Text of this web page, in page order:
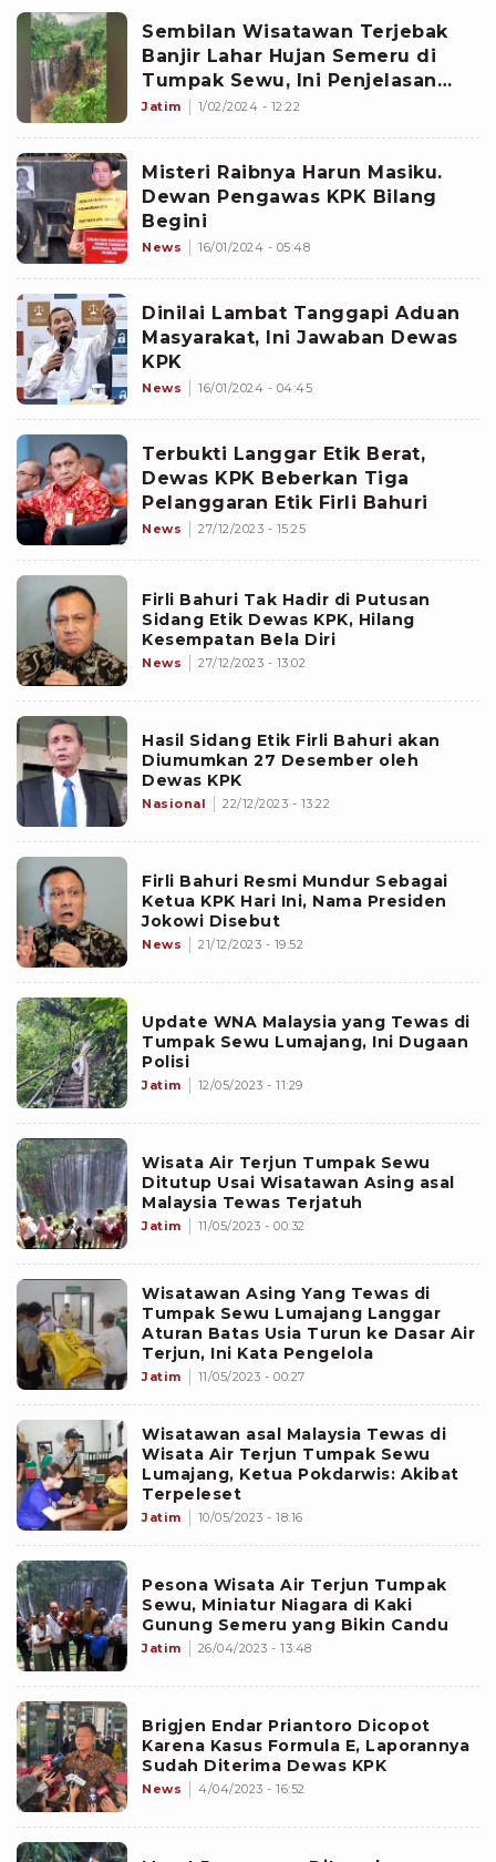
Sembilan Wisatawan Terjebak
Banjir Lahar Hujan Semeru di
Tumpak Sewu, Ini Penjelasan
Kadis Pariwisata Lumajang
Jatim 1/02/2024 - 12:22
Misteri Raibnya Harun Masiku.
Dewan Pengawas KPK Bilang
Begini
News 16/01/2024 - 05:48
Dinilai Lambat Tanggapi Aduan
Masyarakat, Ini Jawaban Dewas
KPK
News 16/01/2024 - 04:45
Terbukti Langgar Etik Berat,
Dewas KPK Beberkan Tiga
Pelanggaran Etik Firli Bahuri
News 27/12/2023 - 15:25
Firli Bahuri Tak Hadir di Putusan
Sidang Etik Dewas KPK, Hilang
Kesempatan Bela Diri
News 27/12/2023 - 13:02
Hasil Sidang Etik Firli Bahuri akan
Diumumkan 27 Desember oleh
Dewas KPK
Nasional 22/12/2023 - 13:22
Firli Bahuri Resmi Mundur Sebagai
Ketua KPK Hari Ini, Nama Presiden
Jokowi Disebut
News 21/12/2023 - 19:52
Update WNA Malaysia yang Tewas di
Tumpak Sewu Lumajang, Ini Dugaan
Polisi
Jatim 12/05/2023 - 11:29
Wisata Air Terjun Tumpak Sewu
Ditutup Usai Wisatawan Asing asal
Malaysia Tewas Terjatuh
Jatim 11/05/2023 - 00:32
Wisatawan Asing Yang Tewas di
Tumpak Sewu Lumajang Langgar
Aturan Batas Usia Turun ke Dasar Air
Terjun, Ini Kata Pengelola
Jatim 11/05/2023 - 00:27
Wisatawan asal Malaysia Tewas di
Wisata Air Terjun Tumpak Sewu
Lumajang, Ketua Pokdarwis: Akibat
Terpeleset
Jatim 10/05/2023 - 18:16
Pesona Wisata Air Terjun Tumpak
Sewu, Miniatur Niagara di Kaki
Gunung Semeru yang Bikin Candu
Jatim 26/04/2023 - 13:48
Brigjen Endar Priantoro Dicopot
Karena Kasus Formula E, Laporannya
Sudah Diterima Dewas KPK
News 4/04/2023 - 16:52